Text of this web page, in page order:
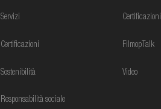
Servizi
Certificazioni
Sostenibilità
Responsabilità sociale
Certificazioni
FilmopTalk
Video